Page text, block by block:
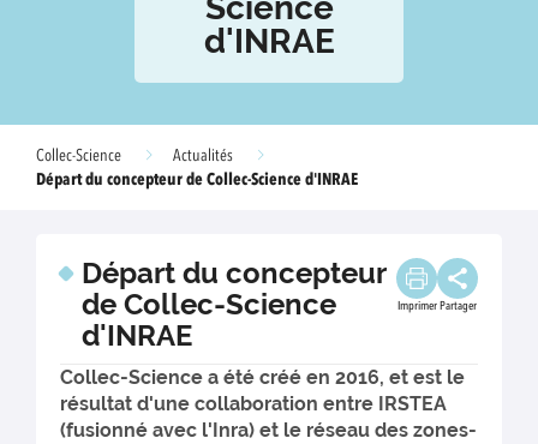
d'INRAE
Collec-Science
Actualités
Départ du concepteur de Collec-Science d'INRAE
Départ du concepteur
de Collec-Science
d'INRAE
Imprimer Partager
Collec-Science a été créé en 2016, et est le
résultat d'une collaboration entre IRSTEA
(fusionné avec l'Inra) et le réseau des zones-